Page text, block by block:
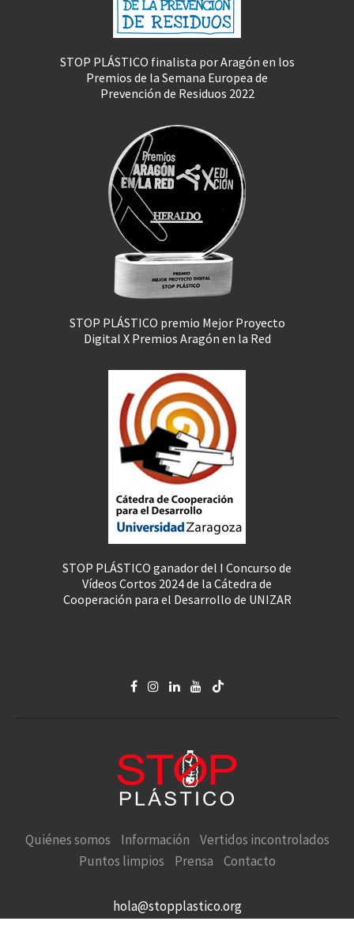
STOP PLÁSTICO finalista por Aragón en los
Premios de la Semana Europea de
Prevención de Residuos 2022
STOP PLÁSTICO premio Mejor Proyecto
Digital X Premios Aragón en la Red
STOP PLÁSTICO ganador del I Concurso de
Vídeos Cortos 2024 de la Cátedra de
Cooperación para el Desarrollo de UNIZAR
Quiénes somos Información
Vertidos incontrolados
Puntos limpios
Prensa Contacto
hola@stopplastico.org